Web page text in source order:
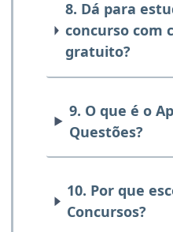
8. Dá para
concurso com
gratuito?
9. O que é o
Questões?
10. Por que
Concursos?